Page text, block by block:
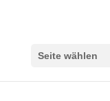
Seite wählen